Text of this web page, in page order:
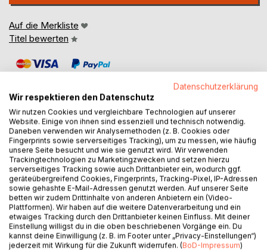
Auf die Merkliste
Titel bewerten
BESCHREIBUNG
Ein kommentiertes Auswahlverzeichnis von Literatur und
Modellen zur Leseförderung.
AUTOR/IN
PRESSESTIMMEN
Datenschutzerklärung
Wir respektieren den Datenschutz
Wir nutzen Cookies und vergleichbare Technologien auf unserer
Website. Einige von ihnen sind essenziell und technisch notwendig.
Daneben verwenden wir Analysemethoden (z. B. Cookies oder
Fingerprints sowie serverseitiges Tracking), um zu messen, wie häufig
unsere Seite besucht und wie sie genutzt wird. Wir verwenden
Trackingtechnologien zu Marketingzwecken und setzen hierzu
serverseitiges Tracking sowie auch Drittanbieter ein, wodurch ggf.
geräteübergreifend Cookies, Fingerprints, Tracking-Pixel, IP-Adressen
sowie gehashte E-Mail-Adressen genutzt werden. Auf unserer Seite
betten wir zudem Drittinhalte von anderen Anbietern ein (Video-
Plattformen). Wir haben auf die weitere Datenverarbeitung und ein
etwaiges Tracking durch den Drittanbieter keinen Einfluss. Mit deiner
Einstellung willigst du in die oben beschriebenen Vorgänge ein. Du
kannst deine Einwilligung (z. B. im Footer unter „Privacy-Einstellungen“)
jederzeit mit Wirkung für die Zukunft widerrufen. (BoD-Impressum)